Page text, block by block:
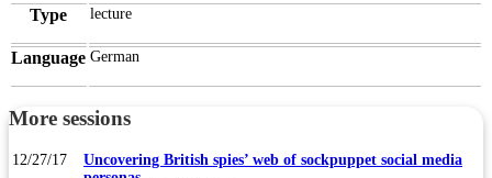
Type lecture
Language German
More sessions
12/27/17
Uncovering British spies’ web of sockpuppet social media